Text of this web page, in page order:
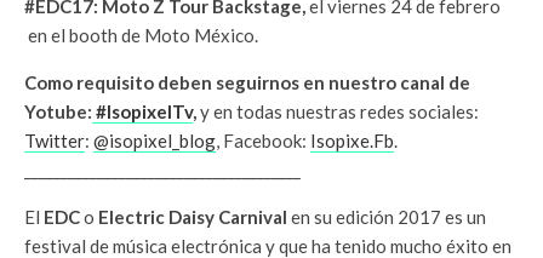
#EDC17: Moto Z Tour Backstage,el viernes 24 de febrero
en el booth de Moto México.
Como requisito deben seguirnos en nuestro canal de
Yotube: #IsopixelTv,y en todas nuestras redes sociales:
Twitter: @isopixel_blog, Facebook: Isopixe.Fb.
El EDCo Electric Daisy Carnival en su edición 2017 es un
festival de música electrónica y que ha tenido mucho éxito en